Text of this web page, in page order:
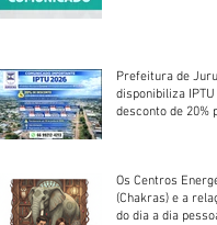
Prefeitura de
disponibiliza
desconto de 20%
Os Centros
(Chakras) e a
do dia a dia